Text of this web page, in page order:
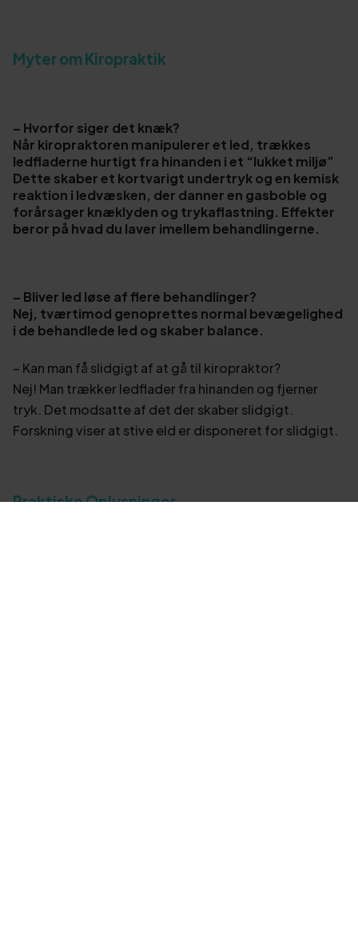
Myter om Kiropraktik
– Hvorfor siger det knæk?
Når kiropraktoren manipulerer et led, trækkes
ledfladerne hurtigt fra hinanden i et “lukket miljø”
Dette skaber et kortvarigt undertryk og en kemisk
reaktion i ledvæsken, der danner en gasboble og
forårsager knæklyden og trykaflastning. Effekter
beror på hvad du laver imellem behandlingerne.
– Bliver led løse af flere behandlinger?
Nej, tværtimod genoprettes normal bevægelighed
i de behandlede led og skaber balance.
– Kan man få slidgigt af at gå til kiropraktor?
Nej! Man trækker ledflader fra hinanden og fjerner
tryk. Det modsatte af det der skaber slidgigt.
Forskning viser at stive eld er disponeret for slidgigt.
Praktiske Oplysninger